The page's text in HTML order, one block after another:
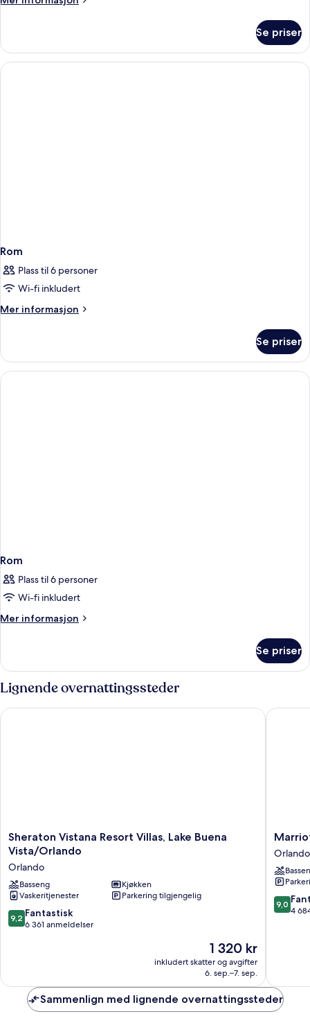
Se priser
Rom
Plass til 6 personer
Wi-fi inkludert
Mer informasjon
Mer
Se priser
Rom
Plass til 6 personer
Wi-fi inkludert
Mer informasjon
Mer
Se priser
Lignende overnattingssteder
Sheraton
Vistana
Resort
Villas,
Lake
Buena
Vista/Orlando
Orlando
Sheraton Vistana Resort Villas, Lake Buena
Vista/Orlando
Orlando
Basseng
Kjøkken
Vaskeritjenester
Parkering tilgjengelig
9.2
av
9,2 Fantastisk
6 361 anmeldelser
Prisen
er
1 320 kr
1 320 kr
inkludert skatter og avgifter
6. sep.–7. sep.
Sheraton Vistana Resort Villas, Lake Buena Vista/Orlando
Grande
Vista
Orlando
Orlando
9.0
av
9,0
4
Sammenlign med lignende overnattingssteder